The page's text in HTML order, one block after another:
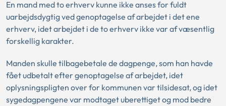
En mand med to erhverv kunne ikke anses for fuldt
uarbejdsdygtig ved genoptagelse af arbejdet i det ene
erhverv, idet arbejdet i de to erhverv ikke var af væsentlig
forskellig karakter.
Manden skulle tilbagebetale de dagpenge, som han havde
fået udbetalt efter genoptagelse af arbejdet, idet
oplysningspligten over for kommunen var tilsidesat, og idet
sygedagpengene var modtaget uberettiget og mod bedre